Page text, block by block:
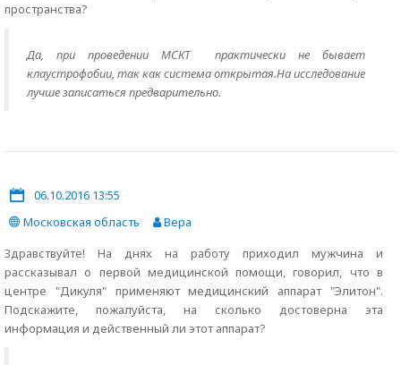
пространства?
Да, при проведении МСКТ практически не бывает
клаустрофобии, так как система открытая.На исследование
лучше записаться предварительно.
06.10.2016 13:55
Московская область
Вера
Здравствуйте! На днях на работу приходил мужчина и
рассказывал о первой медицинской помощи, говорил, что в
центре "Дикуля" применяют медицинский аппарат "Элитон".
Подскажите, пожалуйста, на сколько достоверна эта
информация и действенный ли этот аппарат?